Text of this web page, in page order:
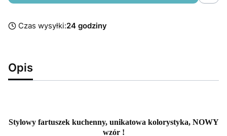
Czas wysyłki:24 godziny
Opis
Stylowy fartuszek kuchenny, unikatowa kolorystyka, NOWY
wzór !